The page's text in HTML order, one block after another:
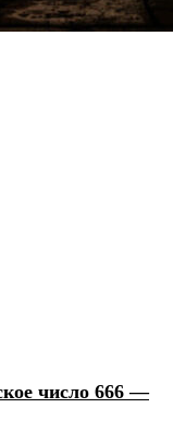
число 666 —